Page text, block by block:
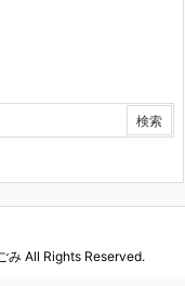
み All Rights Reserved.